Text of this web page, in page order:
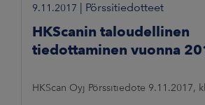
9.11.2017 Pörssitiedotteet
HKScanin taloudellinen
tiedottaminen vuonna
HKScan Oyj Pörssitiedote 9.11.2017,